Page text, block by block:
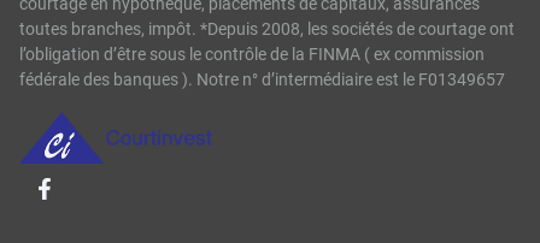
toutes branches, impôt. *Depuis 2008, les sociétés de courtage ont
l’obligation d’être sous le contrôle de la FINMA ( ex commission
fédérale des banques ). Notre n° d’intermédiaire est le F01349657